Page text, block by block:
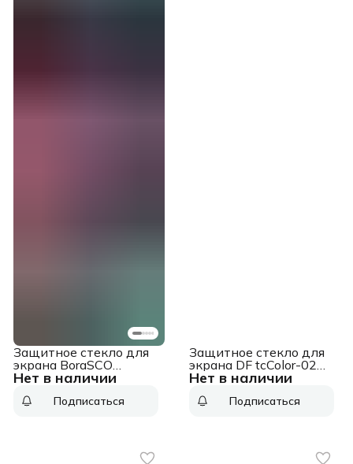
Нет в наличии
Защитное стекло для
экрана BoraSCO
прозрачный для Apple
антиблик. 1шт. (72402)
Подписаться
Нет в наличии
Защитное стекло для
экрана DF tcColor-02
черный для TCL 20 SE
02 (BLACK))Подписаться